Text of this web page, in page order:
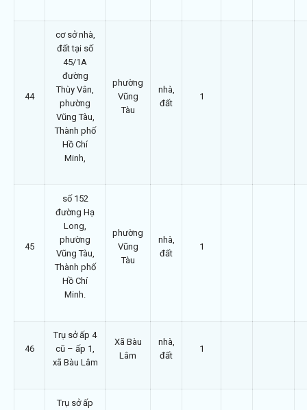
44
cơ sở nhà,
đất tại số
45/1A
đường
Thùy Vân,
phường
Vũng Tàu,
Thành phố
Hồ Chí
Minh,
phường
Vũng
Tàu
nhà,
đất
1
45
số 152
đường Hạ
Long,
phường
Vũng Tàu,
Thành phố
Hồ Chí
Minh.
phường
Vũng
Tàu
nhà,
đất
1
46
Trụ sở ấp 4
cũ – ấp 1,
xã Bàu Lâm
Xã Bàu
Lâm
nhà,
đất
1
Trụ sở ấp